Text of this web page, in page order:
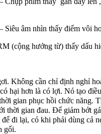
nhìn thấy điểm vôi
hưởng từ) thấy dấu
cần chỉ định nghỉ
hại hơn là có lợi. Nó tạo
gian phục hồi chức năng.
thời gian đau. Để giảm bớt
đi lại, có khi phải dùng cả
gối.